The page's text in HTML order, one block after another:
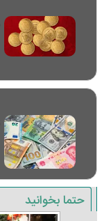
حتما بخوانید